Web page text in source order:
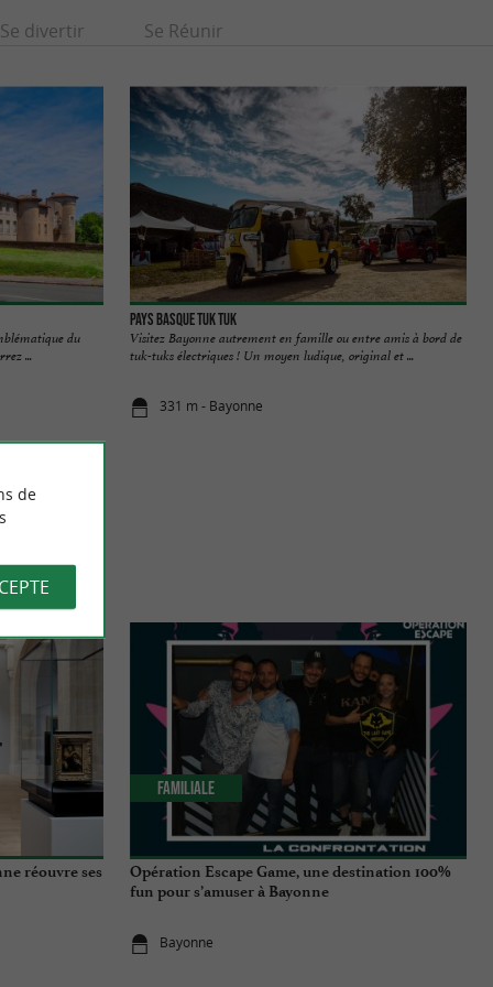
Se divertir Se Réunir
du
...
Pays Basque TUK TUK
Visitez Bayonne autrement en famille ou entre amis à bord de
tuk-tuks électriques ! Un moyen ludique, original et ...
331 m - Bayonne
réouvre ses
Opération Escape Game, une destination 100%
fun pour s’amuser à Bayonne
Bayonne
Familiale
de